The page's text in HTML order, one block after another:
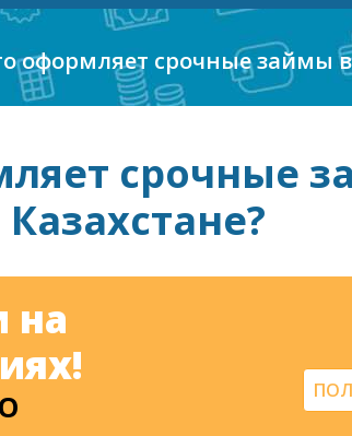
оформляет срочные займы в
срочные
Казахстане?
на